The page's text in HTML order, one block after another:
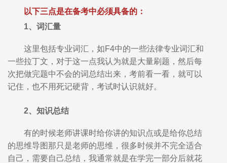
以下三点是在备考中必须具备的：
1、词汇量
这里包括专业词汇，如F4中的一些法律专业词汇和
一些拉丁文，对于这一点我认为就是大量刷题，然后每
次把做完题中不会的词总结出来，考前看一看，就可以
记住，也不用死记硬背，考试时认识就好。
2、知识总结
有的时候老师讲课时给你讲的知识点或是给你总结
的思维导图那只是老师的思维，很多时候并不完全适合
自己，需要自己总结，我通常就是在学完一部分后就花